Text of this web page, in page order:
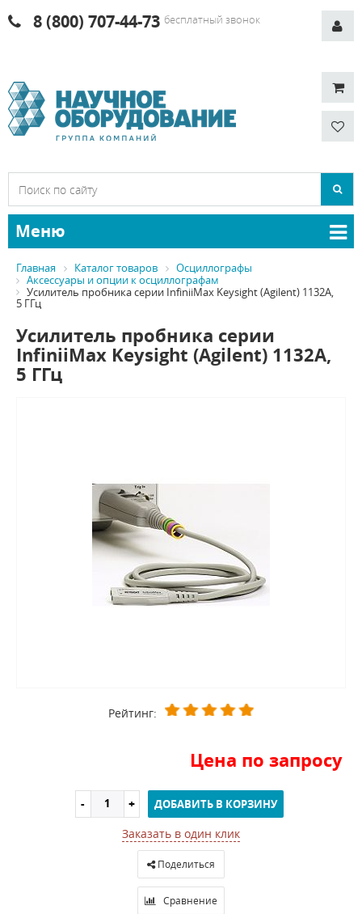
8 (800) 707-44-73 бесплатный звонок
Меню
Главная Каталог товаров
Осциллографы
Аксессуары и опции к осциллографам
Усилитель пробника серии InfiniiMax Keysight (Agilent) 1132A,
5 ГГц
Усилитель пробника серии
InfiniiMax Keysight (Agilent) 1132A,
5 ГГц
Рейтинг:
Цена по запросу
ДОБАВИТЬ В КОРЗИНУ
Заказать в один клик
Поделиться
Сравнение